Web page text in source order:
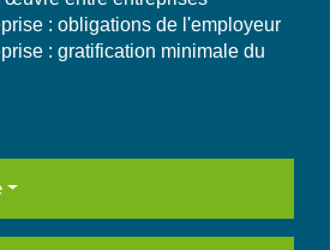
: obligations de l'employeur
: gratification minimale du